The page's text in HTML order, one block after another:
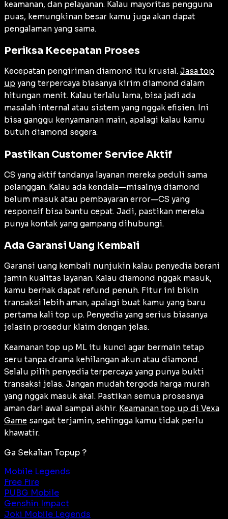
keamanan, dan pelayanan. Kalau mayoritas pengguna
puas, kemungkinan besar kamu juga akan dapat
pengalaman yang sama.
Periksa Kecepatan Proses
Kecepatan pengiriman diamond itu krusial. Jasa top
up yang terpercaya biasanya kirim diamond dalam
hitungan menit. Kalau terlalu lama, bisa jadi ada
masalah internal atau sistem yang nggak efisien. Ini
bisa ganggu kenyamanan main, apalagi kalau kamu
butuh diamond segera.
Pastikan Customer Service Aktif
CS yang aktif tandanya layanan mereka peduli sama
pelanggan. Kalau ada kendala—misalnya diamond
belum masuk atau pembayaran error—CS yang
responsif bisa bantu cepat. Jadi, pastikan mereka
punya kontak yang gampang dihubungi.
Ada Garansi Uang Kembali
Garansi uang kembali nunjukin kalau penyedia berani
jamin kualitas layanan. Kalau diamond nggak masuk,
kamu berhak dapat refund penuh. Fitur ini bikin
transaksi lebih aman, apalagi buat kamu yang baru
pertama kali top up. Penyedia yang serius biasanya
jelasin prosedur klaim dengan jelas.
Keamanan top up ML itu kunci agar bermain tetap
seru tanpa drama kehilangan akun atau diamond.
Selalu pilih penyedia terpercaya yang punya bukti
transaksi jelas. Jangan mudah tergoda harga murah
yang nggak masuk akal. Pastikan semua prosesnya
aman dari awal sampai akhir. Keamanan top up di Vexa
Game sangat terjamin, sehingga kamu tidak perlu
khawatir.
Ga Sekalian Topup ?
Mobile Legends
Free Fire
PUBG Mobile
Genshin Impact
Joki Mobile Legends